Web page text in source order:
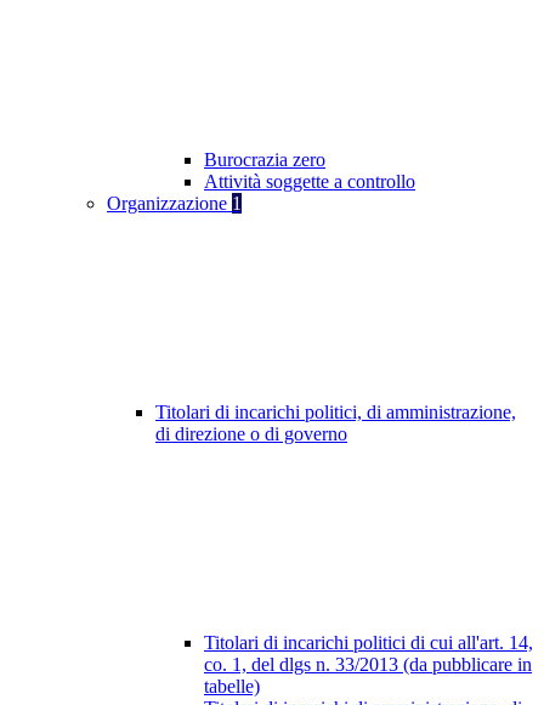
Burocrazia zero
Attività soggette a controllo
Organizzazione 1
Titolari di incarichi politici, di amministrazione,
di direzione o di governo
Titolari di incarichi politici di cui all'art. 14,
co. 1, del dlgs n. 33/2013 (da pubblicare in
tabelle)